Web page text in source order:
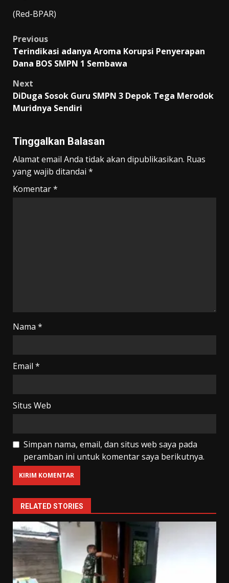
(Red-BPAR)
Post
navigation
Previous
Terindikasi adanya Aroma Korupsi Penyerapan
Dana BOS SMPN 1 Sembawa
Next
DiDuga Sosok Guru SMPN 3 Depok Tega Merodok
Muridnya Sendiri
Tinggalkan Balasan
Alamat email Anda tidak akan dipublikasikan. Ruas
yang wajib ditandai *
Komentar*
Nama *
Email *
Situs Web
Simpan nama, email, dan situs web saya pada
peramban ini untuk komentar saya berikutnya.
RELATED STORIES